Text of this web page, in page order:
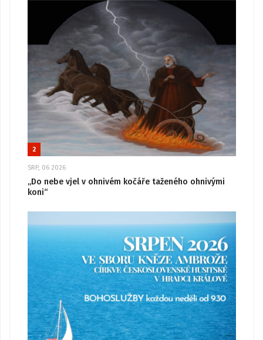
2
SRP, 06 2026
„Do nebe vjel v ohnivém kočáře taženého ohnivými
koni“